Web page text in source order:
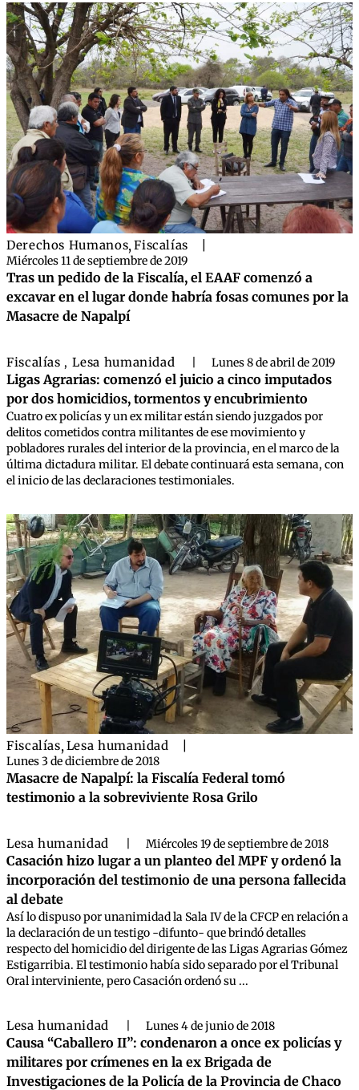
Derechos Humanos, Fiscalías
Miércoles 11 de septiembre de 2019
Tras un pedido de la Fiscalía, el EAAF comenzó a
excavar en el lugar donde habría fosas comunes por la
Masacre de Napalpí
Fiscalías , Lesa humanidad Lunes 8 de abril de 2019
Ligas Agrarias: comenzó el juicio a cinco imputados
por dos homicidios, tormentos y encubrimiento
Cuatro ex policías y un ex militar están siendo juzgados por
delitos cometidos contra militantes de ese movimiento y
pobladores rurales del interior de la provincia, en el marco de la
última dictadura militar. El debate continuará esta semana, con
el inicio de las declaraciones testimoniales.
Fiscalías, Lesa humanidad
Lunes 3 de diciembre de 2018
Masacre de Napalpí: la Fiscalía Federal tomó
testimonio a la sobreviviente Rosa Grilo
Lesa humanidad Miércoles 19 de septiembre de 2018
Casación hizo lugar a un planteo del MPF y ordenó la
incorporación del testimonio de una persona fallecida
al debate
Así lo dispuso por unanimidad la Sala IV de la CFCP en relación a
la declaración de un testigo -difunto- que brindó detalles
respecto del homicidio del dirigente de las Ligas Agrarias Gómez
Estigarribia. El testimonio había sido separado por el Tribunal
Oral interviniente, pero Casación ordenó su ...
Lesa humanidad Lunes 4 de junio de 2018
Causa “Caballero II”: condenaron a once ex policías y
militares por crímenes en la ex Brigada de
Investigaciones de la Policía de la Provincia de Chaco